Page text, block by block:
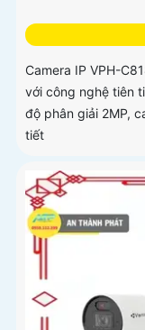
Camera IP VPH-
với công nghệ tiên
độ phân giải 2MP,
tiết